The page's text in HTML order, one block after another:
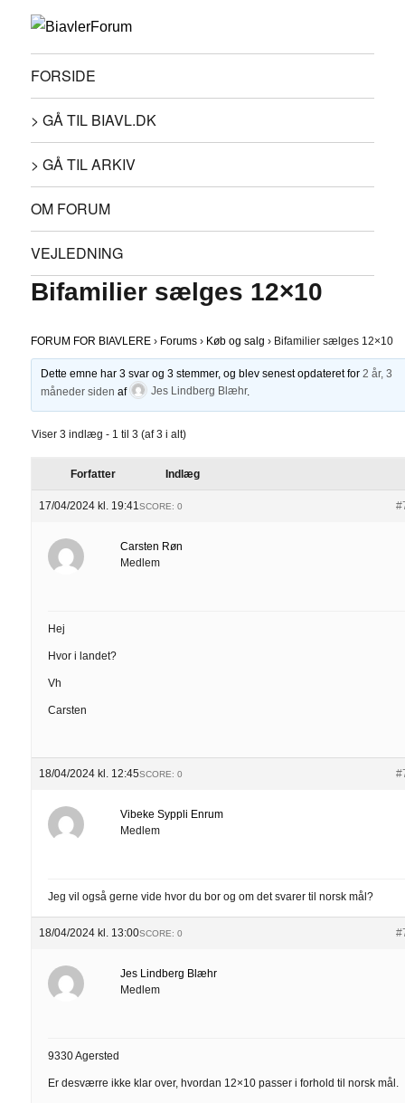
FORSIDE
> GÅ TIL BIAVL.DK
> GÅ TIL ARKIV
OM FORUM
VEJLEDNING
Bifamilier sælges 12×10
FORUM FOR BIAVLERE › Forums › Køb og salg › Bifamilier sælges 12×10
Dette emne har 3 svar og 3 stemmer, og blev senest opdateret for 2 år, 3
måneder siden af Jes Lindberg Blæhr.
Viser 3 indlæg - 1 til 3 (af 3 i alt)
Forfatter Indlæg
17/04/2024 kl. 19:41SCORE: 0
Carsten Røn
Medlem
Hej
Hvor i landet?
Vh
Carsten
18/04/2024 kl. 12:45SCORE: 0
Vibeke Syppli Enrum
Medlem
Jeg vil også gerne vide hvor du bor og om det svarer til norsk mål?
18/04/2024 kl. 13:00SCORE: 0
Jes Lindberg Blæhr
Medlem
9330 Agersted
Er desværre ikke klar over, hvordan 12×10 passer i forhold til norsk mål.